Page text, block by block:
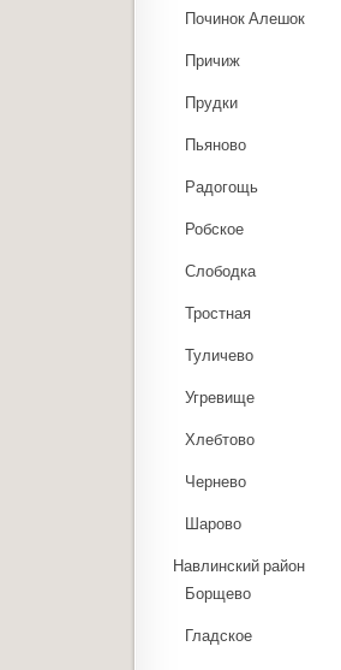
Починок Алешок
Причиж
Прудки
Пьяново
Радогощь
Робское
Слободка
Тростная
Туличево
Угревище
Хлебтово
Чернево
Шарово
Навлинский район
Борщево
Гладское